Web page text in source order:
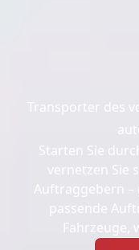
Transporter des
Starten Sie
vernetzen Sie
Auftraggebern –
passende
Fahrzeuge,